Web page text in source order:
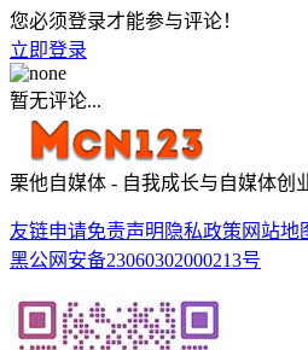
您必须登录才能参与评论！
立即登录
暂无评论...
栗他自媒体 - 自我成长与自媒体创
友链申请免责声明 隐私政策 网站地
黑公网安备23060302000213号